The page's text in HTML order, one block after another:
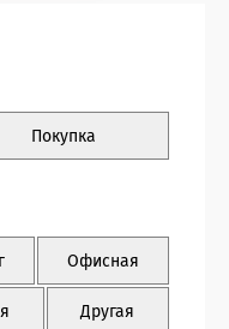
Покупка
Офисная
Другая